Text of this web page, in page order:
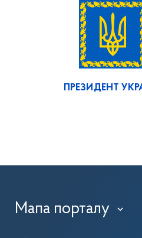
ПРЕЗИДЕНТ
Мапа порталу ›